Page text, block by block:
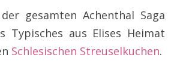
gesamten Achenthal Saga
Typisches aus Elises Heimat
Schlesischen Streuselkuchen.